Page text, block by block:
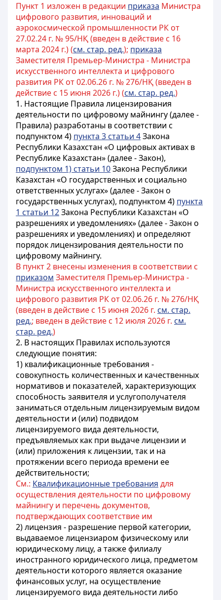
Пункт 1 изложен в редакции приказа Министра
цифрового развития, инноваций и
аэрокосмической промышленности РК от
27.02.24 г. № 95/НҚ (введен в действие с 16
марта 2024 г.) (см. стар. ред.); приказа
Заместителя Премьер-Министра - Министра
искусственного интеллекта и цифрового
развития РК от 02.06.26 г. № 276/НҚ (введен в
действие с 15 июня 2026 г.) (см. стар. ред.)
1. Настоящие Правила лицензирования
деятельности по цифровому майнингу (далее -
Правила) разработаны в соответствии с
подпунктом 4) пункта 3 статьи 4Закона
Республики Казахстан «О цифровых активах в
Республике Казахстан» (далее - Закон),
подпунктом 1) статьи 10Закона Республики
Казахстан «О государственных и социально
ответственных услугах» (далее - Закон о
государственных услугах), подпунктом 4) пункта
1 статьи 12Закона Республики Казахстан «О
разрешениях и уведомлениях» (далее - Закон о
разрешениях и уведомлениях) и определяют
порядок лицензирования деятельности по
цифровому майнингу.
В пункт 2 внесены изменения в соответствии с
приказом Заместителя Премьер-Министра -
Министра искусственного интеллекта и
цифрового развития РК от 02.06.26 г. № 276/НҚ
(введен в действие с 15 июня 2026 г. см. стар.
ред.; введен в действие с 12 июля 2026 г. см.
стар. ред.)
2. В настоящих Правилах используются
следующие понятия:
1) квалификационные требования -
совокупность количественных и качественных
нормативов и показателей, характеризующих
способность заявителя и услугополучателя
заниматься отдельным лицензируемым видом
деятельности и (или) подвидом
лицензируемого вида деятельности,
предъявляемых как при выдаче лицензии и
(или) приложения к лицензии, так и на
протяжении всего периода времени ее
действительности;
См.: Квалификационные требования для
осуществления деятельности по цифровому
майнингу и перечень документов,
подтверждающих соответствие им
2) лицензия - разрешение первой категории,
выдаваемое лицензиаром физическому или
юридическому лицу, а также филиалу
иностранного юридического лица, предметом
деятельности которого является оказание
финансовых услуг, на осуществление
лицензируемого вида деятельности либо